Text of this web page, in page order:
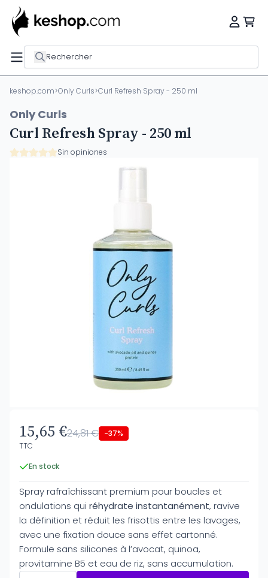
Rechercher
keshop.com>Only Curls>Curl Refresh Spray - 250 ml
Only Curls
Curl Refresh Spray - 250 ml
Sin opiniones
15,65 €24,81 € -37%
TTC
En stock
Spray rafraîchissant premium pour boucles et
ondulations qui réhydrate instantanément, ravive
la définition et réduit les frisottis entre les lavages,
avec une fixation douce sans effet cartonné.
Formule sans silicones à l’avocat, quinoa,
provitamine B5 et eau de riz, sans accumulation.